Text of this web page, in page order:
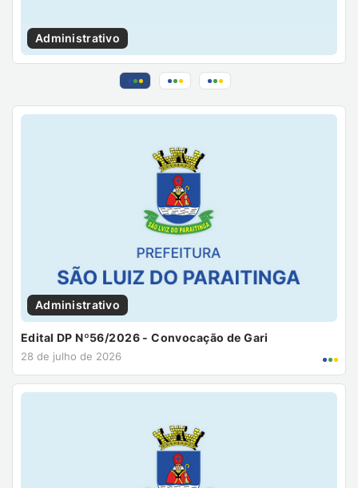
Administrativo
Administrativo
Edital DP Nº56/2026 - Convocação de Gari
28 de julho de 2026